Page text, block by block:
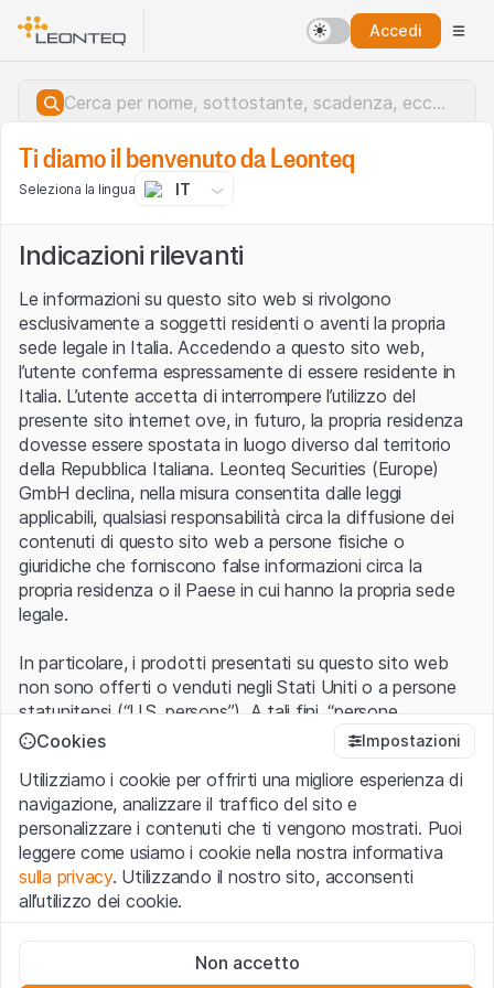
Accedi
Errore del server.
Ti diamo il benvenuto da Leonteq
Seleziona la lingua IT
Indicazioni rilevanti
Le informazioni su questo sito web si rivolgono
esclusivamente a soggetti residenti o aventi la propria
sede legale in Italia. Accedendo a questo sito web,
l’utente conferma espressamente di essere residente in
Italia. L’utente accetta di interrompere l’utilizzo del
presente sito internet ove, in futuro, la propria residenza
dovesse essere spostata in luogo diverso dal territorio
della Repubblica Italiana. Leonteq Securities (Europe)
GmbH declina, nella misura consentita dalle leggi
applicabili, qualsiasi responsabilità circa la diffusione dei
contenuti di questo sito web a persone fisiche o
giuridiche che forniscono false informazioni circa la
propria residenza o il Paese in cui hanno la propria sede
legale.
In particolare, i prodotti presentati su questo sito web
non sono offerti o venduti negli Stati Uniti o a persone
statunitensi (“U.S. persons”). A tali fini, “persone
statunitensi” vanno intese nel significato ad esse ascritto
1933 che include le persone residenti negli Stati Uniti
d’America, le società per azioni e le altre forme societarie
americane.
Condizioni di utilizzo e informazioni legali
Con l’accesso al sito web (di seguito, il “Sito”) si dichiara
avvertenze importanti e le condizioni di utilizzo ivi rese
Cookies Impostazioni
Utilizziamo i cookie per offrirti una migliore esperienza di
navigazione, analizzare il traffico del sito e
personalizzare i contenuti che ti vengono mostrati. Puoi
leggere come usiamo i cookie nella nostra informativa
sulla privacy. Utilizzando il nostro sito, acconsenti
all’utilizzo dei cookie.
Questi cookie sono necessari per il funzionamento del sito
Non accetto